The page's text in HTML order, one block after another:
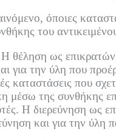
όποιες
του
Η θέληση ως επικρατών
για την ύλη που
καταστάσεις που
μέσω της συνθήκης
Η διερεύνηση ως
και για την ύλη